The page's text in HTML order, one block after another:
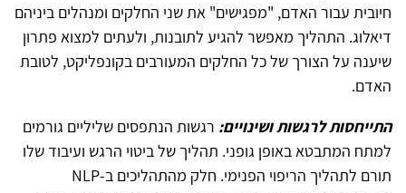
חיובית עבור האדם, "מפגישים" את שני החלקים ומנהלים ביניהם
דיאלוג. התהליך מאפשר להגיע לתובנות, ולעתים למצוא פתרון
שיענה על הצורך של כל החלקים המעורבים בקונפליקט, לטובת
האדם.
התייחסות לרגשות ושינויים: רגשות הנתפסים שליליים גורמים
למתח המתבטא באופן גופני. תהליך של ביטוי הרגש ועיבוד שלו
תורם לתהליך הריפוי הפנימי. חלק מהתהליכים ב-NLP